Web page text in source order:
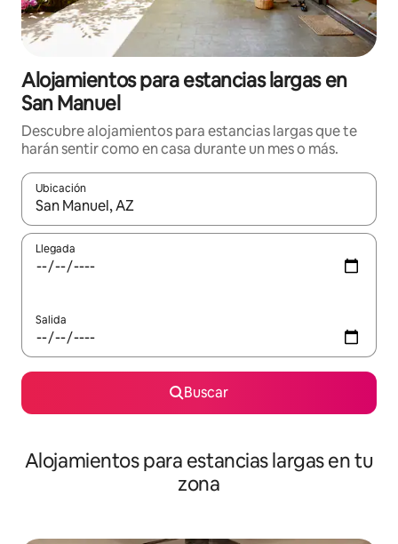
Alojamientos para estancias largas en
San Manuel
Descubre alojamientos para estancias largas que te
harán sentir como en casa durante un mes o más.
Ubicación
Cuando los resultados estén disponibles, podrás navegar
Llegada
Salida
Buscar
Alojamientos para estancias largas en tu
zona